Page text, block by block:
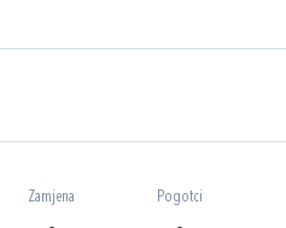
Zamjena Pogotci